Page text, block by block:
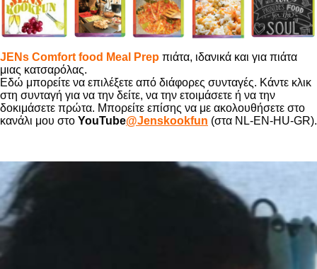
JENs Comfort food Meal Prep πιάτα, ιδανικά και για πιάτα
μιας κατσαρόλας.
Εδώ μπορείτε να επιλέξετε από διάφορες συνταγές. Κάντε κλικ
στη συνταγή για να την δείτε, να την ετοιμάσετε ή να την
δοκιμάσετε πρώτα. Μπορείτε επίσης να με ακολουθήσετε στο
κανάλι μου στο YouTube@Jenskookfun (στα NL-EN-HU-GR).